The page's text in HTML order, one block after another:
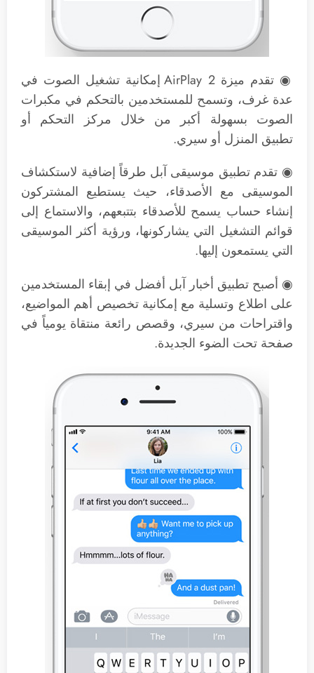
◉ تقدم ميزة AirPlay 2 إمكانية تشغيل الصوت في
عدة غرف، وتسمح للمستخدمين بالتحكم في مكبرات
الصوت بسهولة أكبر من خلال مركز التحكم أو
تطبيق المنزل أو سيري.
◉ تقدم تطبيق موسيقى آبل طرقاً إضافية لاستكشاف
الموسيقى مع الأصدقاء، حيث يستطيع المشتركون
إنشاء حساب يسمح للأصدقاء بتتبعهم، والاستماع إلى
قوائم التشغيل التي يشاركونها، ورؤية أكثر الموسيقى
التي يستمعون إليها.
◉ أصبح تطبيق أخبار آبل أفضل في إبقاء المستخدمين
على اطلاع وتسلية مع إمكانية تخصيص أهم المواضيع،
واقتراحات من سيري، وقصص رائعة منتقاة يومياً في
صفحة تحت الضوء الجديدة.